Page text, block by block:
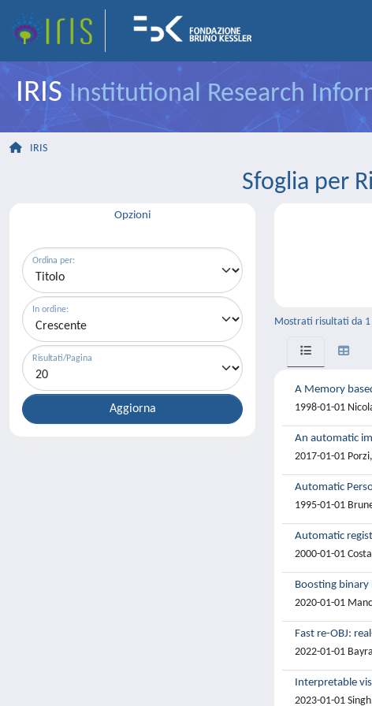
IRISInstitutional Research
IRIS
Sfoglia per
Opzioni
Ordina per:
In ordine:
Risultati/Pagina
Mostrati risultati da 1
A Memory
1998-01-01
An automatic
2017-01-01
Automatic
1995-01-01
Automatic
2000-01-01
Boosting
2020-01-01
Fast re-OBJ:
2022-01-01
Interpretable
2023-01-01